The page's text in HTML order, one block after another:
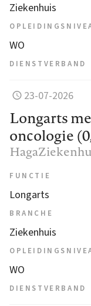
Ziekenhuis
WO
DIENSTVERBAND
23-07-2026
Longarts
oncologie
FUNCTIE
Longarts
BRANCHE
Ziekenhuis
WO
DIENSTVERBAND